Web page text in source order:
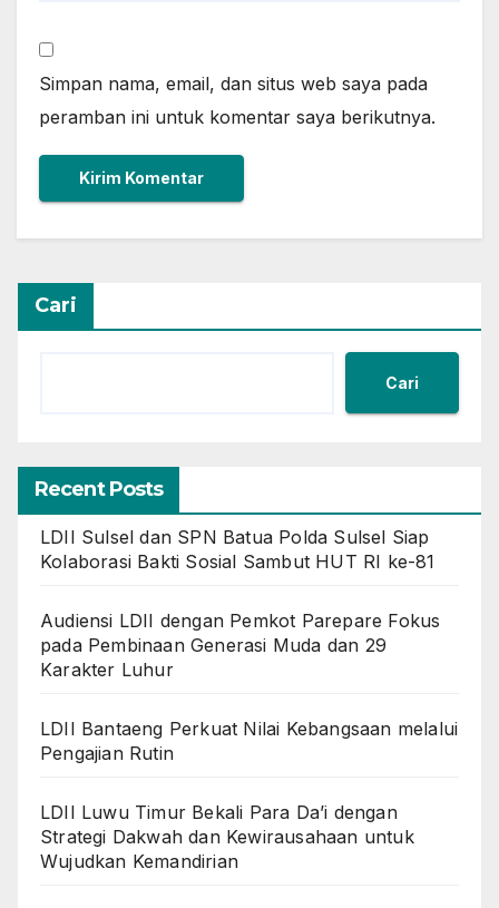
Simpan nama, email, dan situs web saya pada
peramban ini untuk komentar saya berikutnya.
Cari
Cari
Recent Posts
LDII Sulsel dan SPN Batua Polda Sulsel Siap
Kolaborasi Bakti Sosial Sambut HUT RI ke-81
Audiensi LDII dengan Pemkot Parepare Fokus
pada Pembinaan Generasi Muda dan 29
Karakter Luhur
LDII Bantaeng Perkuat Nilai Kebangsaan melalui
Pengajian Rutin
LDII Luwu Timur Bekali Para Da’i dengan
Strategi Dakwah dan Kewirausahaan untuk
Wujudkan Kemandirian